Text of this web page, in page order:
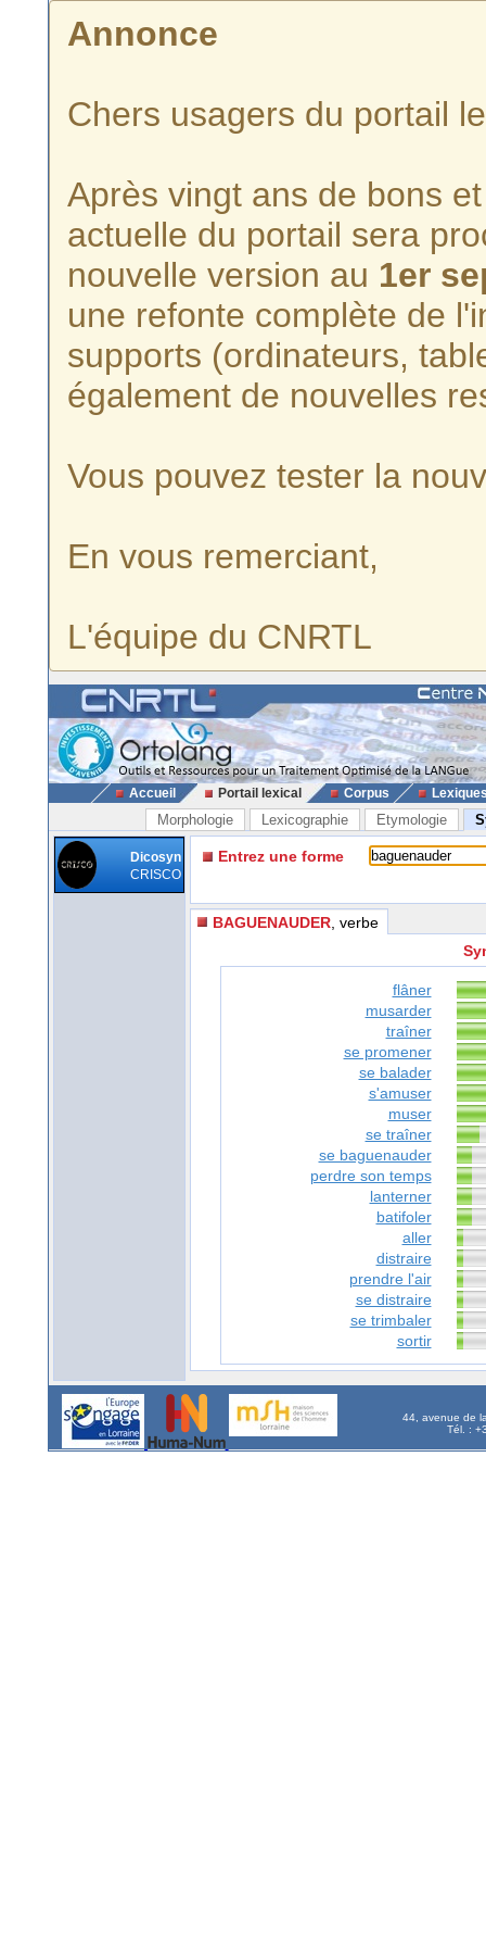
Annonce
Chers usagers du portail
Après vingt ans de bons
actuelle du portail sera
nouvelle version au 1er
une refonte complète de
supports (ordinateurs,
également de nouvelles
Vous pouvez tester la
En vous remerciant,
L'équipe du CNRTL
Accueil Portail lexical Corpus
Morphologie Lexicographie Etymologie
Dicosyn
CRISCO
Entrez une forme
BAGUENAUDER , verbe
flâner
musarder
traîner
se promener
se balader
s'amuser
muser
se traîner
se baguenauder
perdre son temps
lanterner
batifoler
aller
distraire
prendre l'air
se distraire
se trimbaler
sortir
44, avenue de
Tél. :